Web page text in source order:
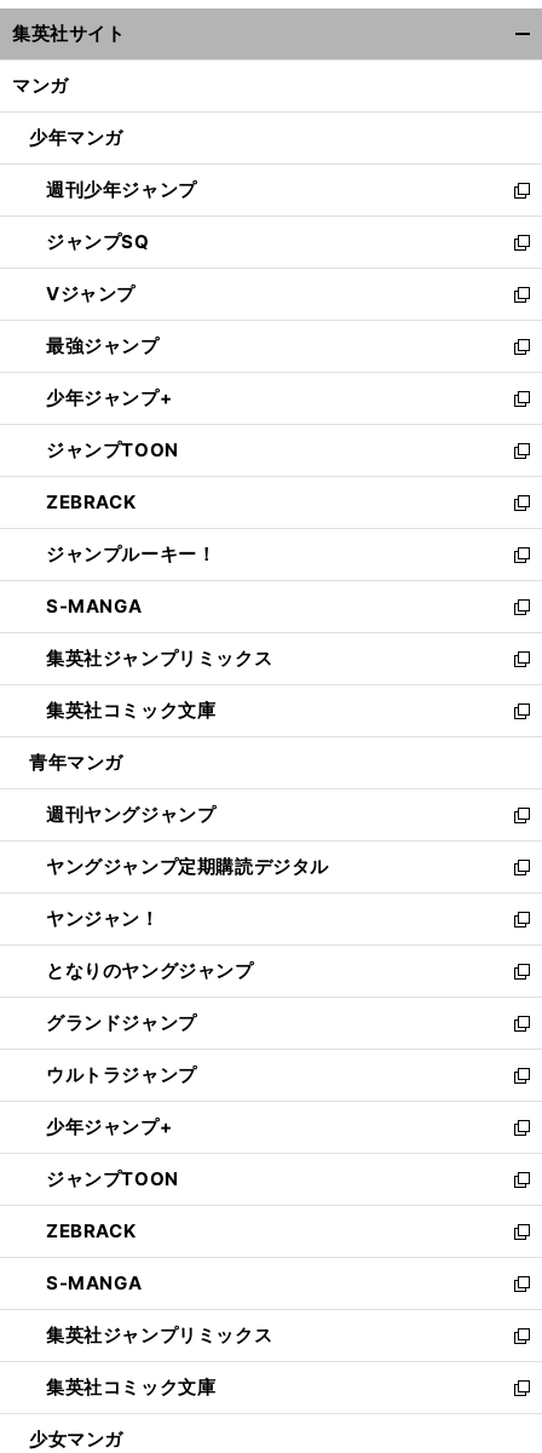
ウ
ィ
ン
ウ
開
く
集英社サイト
マンガ
少年マンガ
週刊少年ジャンプ
新
し
い
ウ
ィ
ン
ド
ウ
で
開
く
ジャンプSQ
新
し
い
ウ
ィ
ン
ド
ウ
で
開
く
Vジャンプ
新
し
い
ウ
ィ
ン
ド
ウ
で
開
く
最強ジャンプ
新
し
い
ウ
ィ
ン
ド
ウ
で
開
く
少年ジャンプ+
新
し
い
ウ
ィ
ン
ド
ウ
で
開
く
ジャンプTOON
新
し
い
ウ
ィ
ン
ド
ウ
で
開
く
ZEBRACK
新
し
い
ウ
ィ
ン
ド
ウ
で
開
ジャンプルーキー！
新
し
い
ウ
ィ
ン
ド
ウ
開
く
S-MANGA
新
し
い
ウ
ィ
ン
ウ
で
開
く
集英社ジャンプリミックス
新
し
い
ウ
ン
ド
ウ
で
開
く
集英社コミック文庫
新
し
ウ
ィ
ン
ド
ウ
で
開
く
青年マンガ
週刊ヤングジャンプ
新
し
い
ウ
ィ
ン
ド
ウ
で
開
く
ヤングジャンプ定期購読デジタル
新
し
い
ウ
ィ
ン
ド
ウ
で
開
く
ヤンジャン！
新
し
い
ウ
ィ
ン
ド
ウ
で
開
く
となりのヤングジャンプ
新
し
い
ウ
ィ
ン
ド
ウ
で
開
く
グランドジャンプ
新
し
い
ウ
ィ
ン
ド
ウ
で
開
く
ウルトラジャンプ
新
し
い
ウ
ィ
ン
ド
ウ
で
開
く
少年ジャンプ+
新
し
い
ウ
ィ
ン
ド
ウ
で
開
く
ジャンプTOON
新
し
い
ウ
ィ
ン
ド
ウ
で
開
ZEBRACK
新
し
い
ウ
ィ
ン
ド
ウ
S-MANGA
新
し
い
ウ
ィ
ン
集英社ジャンプリミックス
新
し
い
ウ
集英社コミック文庫
新
し
少女マンガ